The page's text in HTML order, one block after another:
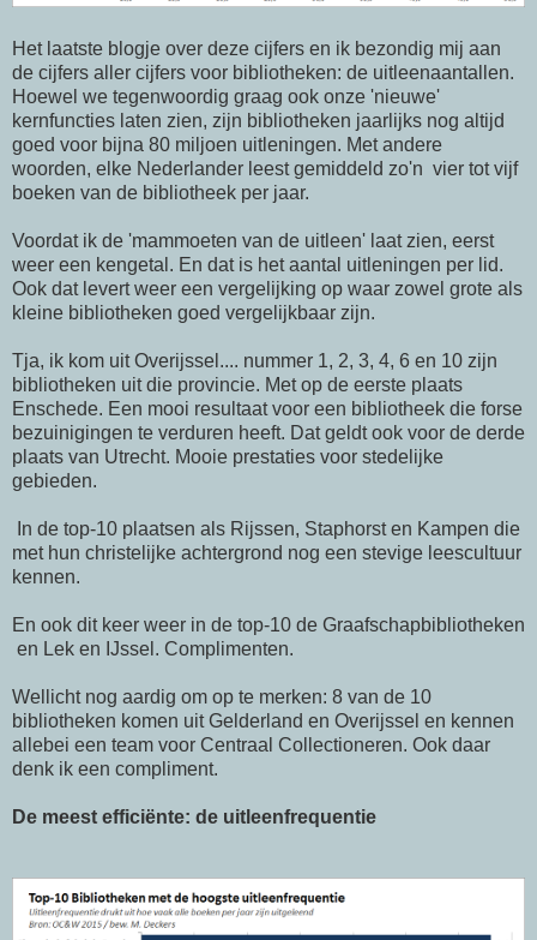
Het laatste blogje over deze cijfers en ik bezondig mij aan
de cijfers aller cijfers voor bibliotheken: de uitleenaantallen.
Hoewel we tegenwoordig graag ook onze 'nieuwe'
kernfuncties laten zien, zijn bibliotheken jaarlijks nog altijd
goed voor bijna 80 miljoen uitleningen. Met andere
woorden, elke Nederlander leest gemiddeld zo'n vier tot vijf
boeken van de bibliotheek per jaar.
Voordat ik de 'mammoeten van de uitleen' laat zien, eerst
weer een kengetal. En dat is het aantal uitleningen per lid.
Ook dat levert weer een vergelijking op waar zowel grote als
kleine bibliotheken goed vergelijkbaar zijn.
Tja, ik kom uit Overijssel.... nummer 1, 2, 3, 4, 6 en 10 zijn
bibliotheken uit die provincie. Met op de eerste plaats
Enschede. Een mooi resultaat voor een bibliotheek die forse
bezuinigingen te verduren heeft. Dat geldt ook voor de derde
plaats van Utrecht. Mooie prestaties voor stedelijke
gebieden.
In de top-10 plaatsen als Rijssen, Staphorst en Kampen die
met hun christelijke achtergrond nog een stevige leescultuur
kennen.
En ook dit keer weer in de top-10 de Graafschapbibliotheken
en Lek en IJssel. Complimenten.
Wellicht nog aardig om op te merken: 8 van de 10
bibliotheken komen uit Gelderland en Overijssel en kennen
allebei een team voor Centraal Collectioneren. Ook daar
denk ik een compliment.
De meest efficiënte: de uitleenfrequentie